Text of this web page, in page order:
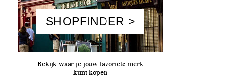
SHOPFINDER >
Bekijk waar je jouw favoriete merk
kunt kopen